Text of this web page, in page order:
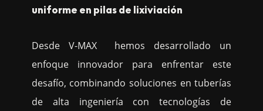
uniforme en pilas de lixiviación
Desde V-MAX hemos desarrollado un
enfoque innovador para enfrentar este
desafío, combinando soluciones en tuberías
de alta ingeniería con tecnologías de